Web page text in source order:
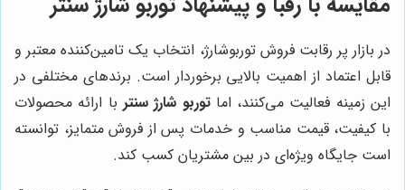
در بازار پر رقابت فروش توربوشارژ، انتخاب یک تامین‌کننده معتبر و
قابل اعتماد از اهمیت بالایی برخوردار است. برندهای مختلفی در
این زمینه فعالیت می‌کنند، اماتوربو شارژ سنتر با ارائه محصولات
با کیفیت، قیمت مناسب و خدمات پس از فروش متمایز، توانسته
است جایگاه ویژه‌ای در بین مشتریان کسب کند.